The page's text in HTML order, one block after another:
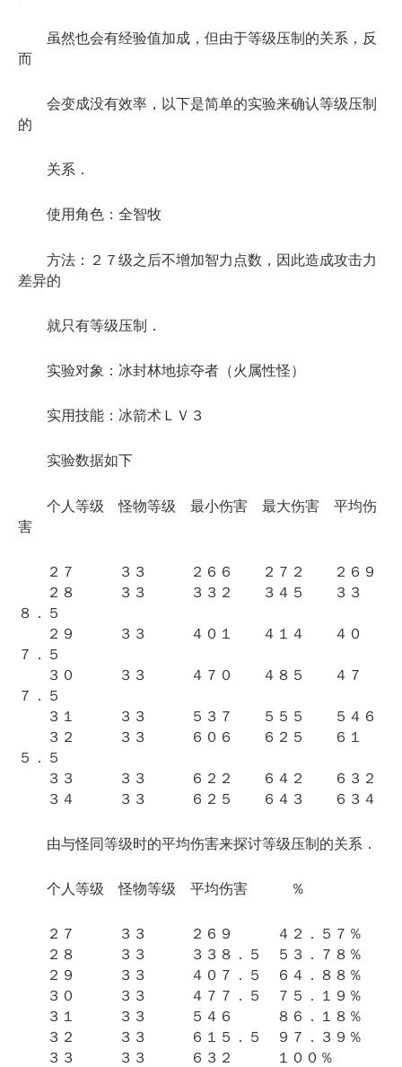
虽然也会有经验值加成，但由于等级压制的关系，反
而
会变成没有效率，以下是简单的实验来确认等级压制
的
关系．
使用角色：全智牧
方法：２７级之后不增加智力点数，因此造成攻击力
差异的
就只有等级压制．
实验对象：冰封林地掠夺者（火属性怪）
实用技能：冰箭术ＬＶ３
实验数据如下
个人等级 怪物等级 最小伤害 最大伤害 平均伤
害
２７ ３３ ２６６ ２７２ ２６９
２８ ３３ ３３２ ３４５ ３３
８．５
２９ ３３ ４０１ ４１４ ４０
７．５
３０ ３３ ４７０ ４８５ ４７
７．５
３１ ３３ ５３７ ５５５ ５４６
３２ ３３ ６０６ ６２５ ６１
５．５
３３ ３３ ６２２ ６４２ ６３２
３４ ３３ ６２５ ６４３ ６３４
由与怪同等级时的平均伤害来探讨等级压制的关系．
个人等级 怪物等级 平均伤害 ％
２７ ３３ ２６９ ４２．５７％
２８ ３３ ３３８．５ ５３．７８％
２９ ３３ ４０７．５ ６４．８８％
３０ ３３ ４７７．５ ７５．１９％
３１ ３３ ５４６ ８６．１８％
３２ ３３ ６１５．５ ９７．３９％
３３ ３３ ６３２ １００％